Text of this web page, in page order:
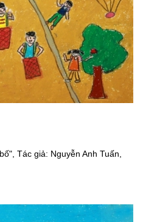
Tác giả: Nguyễn Anh Tuấn,